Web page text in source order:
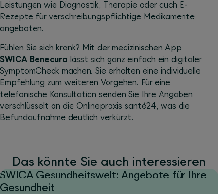
Leistungen wie Diagnostik, Therapie oder auch E-
Rezepte für verschreibungspflichtige Medikamente
angeboten.
Fühlen Sie sich krank? Mit der medizinischen App
SWICA Benecura lässt sich ganz einfach ein digitaler
SymptomCheck machen. Sie erhalten eine individuelle
Empfehlung zum weiteren Vorgehen. Für eine
telefonische Konsultation senden Sie Ihre Angaben
verschlüsselt an die Onlinepraxis santé24, was die
Befundaufnahme deutlich verkürzt.
Das könnte Sie auch interessieren
SWICA Gesundheitswelt: Angebote für Ihre
Gesundheit